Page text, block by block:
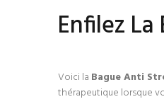
Enfilez
Voici la Bague Anti
thérapeutique lorsque